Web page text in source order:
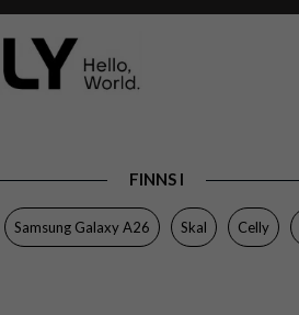
FINNS I
Samsung Galaxy A26 Skal Celly